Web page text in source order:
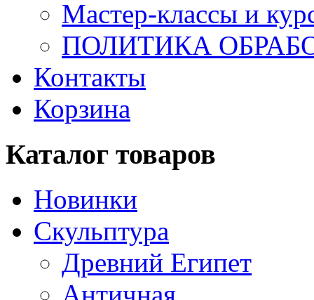
Мастер-классы и
ПОЛИТИКА
Контакты
Корзина
Каталог товаров
Новинки
Скульптура
Древний Египет